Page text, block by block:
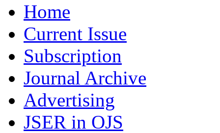
Home
Current Issue
Subscription
Journal Archive
Advertising
JSER in OJS